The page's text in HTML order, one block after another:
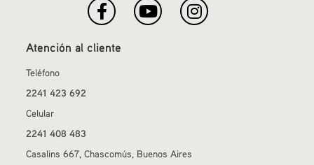
Atención al cliente
Teléfono
2241 423 692
Celular
2241 408 483
Casalins 667, Chascomús, Buenos Aires